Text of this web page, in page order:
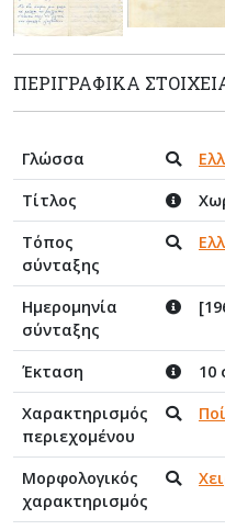
ΠΕΡΙΓΡΑΦΙΚΆ
Γλώσσα
Τίτλος
Τόπος
σύνταξης
Ημερομηνία
σύνταξης
Έκταση
10
Χαρακτηρισμός
περιεχομένου
Μορφολογικός
χαρακτηρισμός